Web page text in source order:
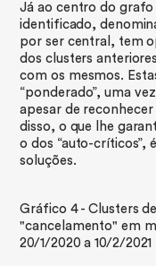
​Já ao centro do
identificado,
por ser central, tem
dos clusters
com os mesmos.
“ponderado”, uma
apesar de
disso, o que lhe
o dos “auto-críticos”,
soluções.
Gráfico 4 - Clusters
"cancelamento" em
20/1/2020 a 10/2/2021